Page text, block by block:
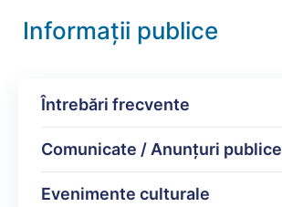
Informații publice
Întrebări frecvente
Comunicate / Anunțuri publice
Evenimente culturale